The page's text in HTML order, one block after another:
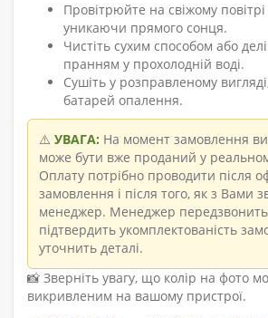
Провітрюйте на свіжому
уникаючи прямого сонця.
Чистіть сухим способом або
пранням у прохолодній воді.
Сушіть у розправленому
батарей опалення.
⚠️ УВАГА: На момент замовлення
може бути вже проданий у
Оплату потрібно проводити після
замовлення і після того, як з Вами
менеджер. Менеджер
підтвердить укомплектованість
уточнить деталі.
📸 Зверніть увагу, що колір на фото
викривленим на вашому пристрої.